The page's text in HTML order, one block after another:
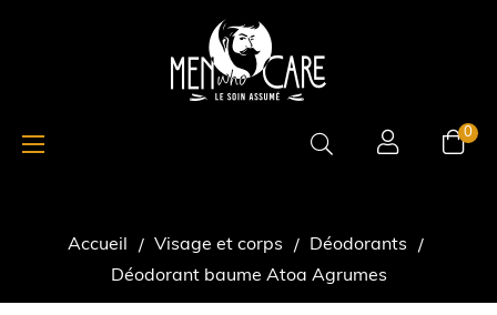
0
Basculer
la
☰
Accueil Visage et corps
Déodorants
Déodorant baume Atoa Agrumes